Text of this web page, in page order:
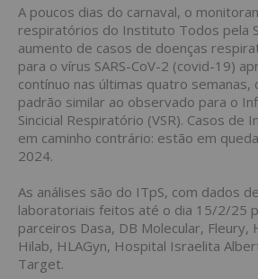
A poucos dias do carnaval, o
respiratórios do Instituto Todos pela
aumento de casos de doenças
para o vírus SARS-CoV-2 (covid-19)
contínuo nas últimas quatro semanas,
padrão similar ao observado para o
Sincicial Respiratório (VSR). Casos de
em caminho contrário: estão em
2024.
As análises são do ITpS, com dados
laboratoriais feitos até o dia 15/2/25
parceiros Dasa, DB Molecular, Fleury,
Hilab, HLAGyn, Hospital Israelita
Target.